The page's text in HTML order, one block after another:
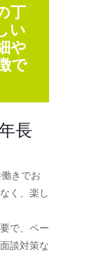
丁
い
や
で
長
きでお
く、楽し
で、ペー
談対策な